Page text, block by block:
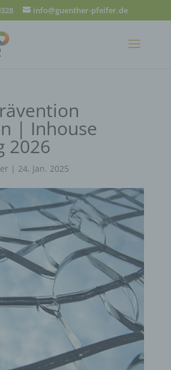
info@guenther-pfeifer.de
| Inhouse
2026
| 24, Jan. 2025